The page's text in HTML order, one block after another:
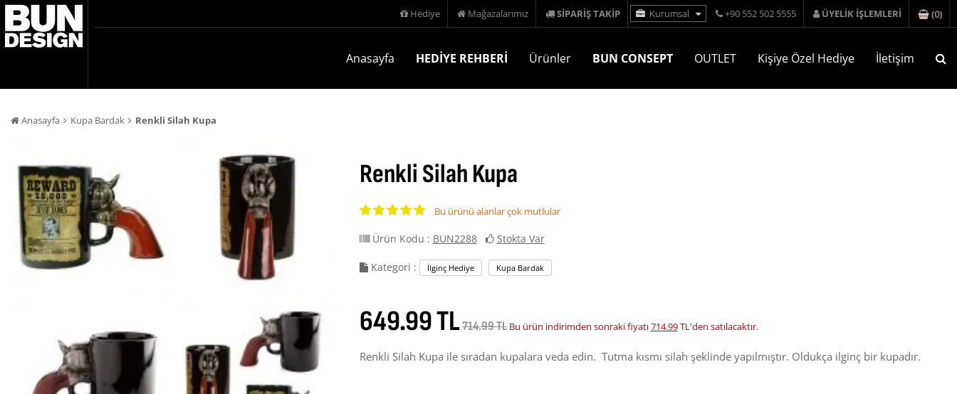
Hediye Mağazalarımız SİPARİŞ TAKİP Kurumsal +90 552 502 5555 ÜYELİK İŞLEMLERİ (0)
Anasayfa HEDİYE REHBERİ Ürünler BUN CONSEPT OUTLET Kişiye Özel Hediye İletişim
Anasayfa Kupa Bardak Renkli Silah Kupa
Renkli Silah Kupa
Bu ürünü alanlar çok mutlular
Ürün Kodu : BUN2288 Stokta Var
Kategori : İlginç Hediye Kupa Bardak
649.99 TL714.99 TL Bu ürün indirimden sonraki fiyatı714.99TL'den satılacaktır.
Renkli Silah Kupa ile sıradan kupalara veda edin. Tutma kısmı silah şeklinde yapılmıştır. Oldukça ilginç bir kupadır.